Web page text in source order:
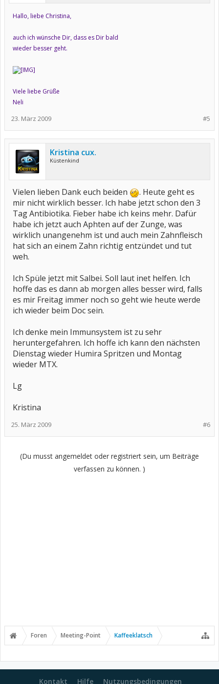
Hallo, liebe Christina,
auch ich wünsche Dir, dass es Dir bald
wieder besser geht.
Viele liebe Grüße
Neli
#5
23. März 2009
Kristina cux.
Küstenkind
Vielen lieben Dank euch beiden
. Heute geht es
mir nicht wirklich besser. Ich habe jetzt schon den 3
Tag Antibiotika. Fieber habe ich keins mehr. Dafür
habe ich jetzt auch Aphten auf der Zunge, was
wirklich unangenehm ist und auch mein Zahnfleisch
hat sich an einem Zahn richtig entzündet und tut
weh.
Ich Spüle jetzt mit Salbei. Soll laut inet helfen. Ich
hoffe das es dann ab morgen alles besser wird, falls
es mir Freitag immer noch so geht wie heute werde
ich wieder beim Doc sein.
Ich denke mein Immunsystem ist zu sehr
heruntergefahren. Ich hoffe ich kann den nächsten
Dienstag wieder Humira Spritzen und Montag
wieder MTX.
Lg
Kristina
#6
25. März 2009
(Du musst angemeldet oder registriert sein, um Beiträge
verfassen zu können. )
Foren Meeting-Point Kaffeeklatsch
Kontakt Hilfe Nutzungsbedingungen